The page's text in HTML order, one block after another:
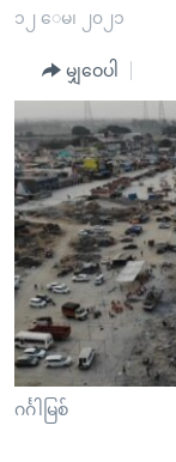
ပင်မ
ကျော်
ကြည့်
ရန်
ပင်မ
အ
ညွန်း
စာမျက်နှာ
သို့
ကျော်
ကြည့်
အစ္စရေး-ပါလက်စ
အင်္ဂလိပ်စာလေ့လာ
အမေရိကန်သုံးအီ
မကြေးမုံရဲ့ အင်္ဂလိ
ရုပ်ရှင်ထဲက အင်္ဂလိ
သုတပဒေသာ အင်္ဂ
အပတ်စဉ်ကဏ္ဍမျာ
ရေဒီယို
တီဗွီ
ရေဒီယိုနှင့်ရုပ်သံ အ
ရေဒီယို/တီဗွီအစီအ
Learning English
ဗွီအိုအေ လူမှုကွန်ယက်မ
၁၂ ေမ၊ ၂၀၂၁
မျှဝေပါ
ဂင်္ဂါမြစ်